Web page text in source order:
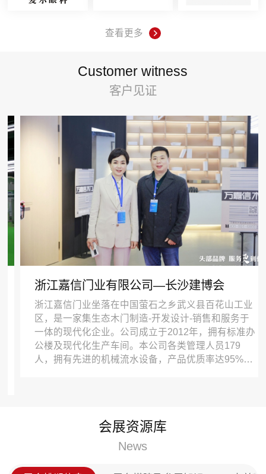
查看更多
Customer witness
客户见证
浙江嘉信门业有限公司—长沙建博会
浙江嘉信门业坐落在中国萤石之乡武义县百花山工业
区，是一家集生态木门制造-开发设计-销售和服务于
一体的现代化企业。公司成立于2012年，拥有标准办
公楼及现代化生产车间。本公司各类管理人员179
人，拥有先进的机械流水设备，产品优质率达95%以
户的称赞，在全国木门以及全屋定制市场上占领了一
会展资源库
News